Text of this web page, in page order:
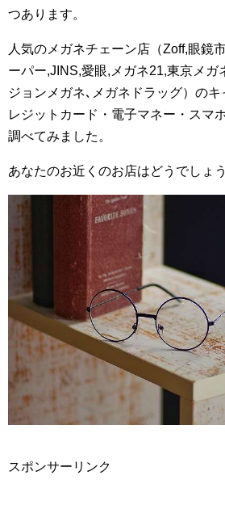
つあります。
人気のメガネチェーン店（Zoff,眼鏡
ーパー,JINS,愛眼,メガネ21,東京メガ
ジョンメガネ､メガネドラッグ）の
レジットカード・電子マネー・スマ
調べてみました。
あなたのお近くのお店はどうでしょう
スポンサーリンク